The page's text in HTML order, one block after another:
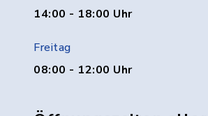
14:00 - 18:00 Uhr
Freitag
08:00 - 12:00 Uhr